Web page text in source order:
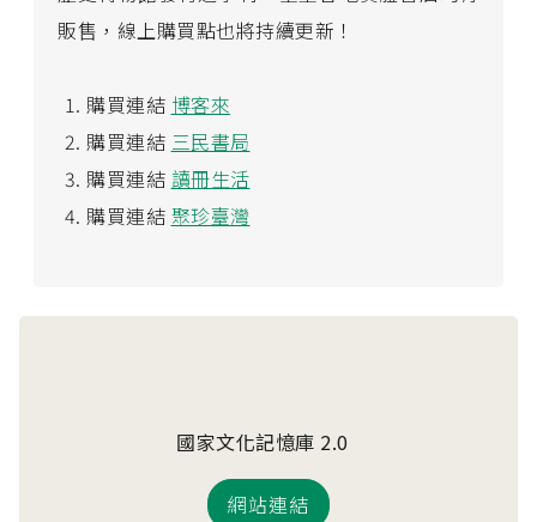
販售，線上購買點也將持續更新！
購買連結 博客來
購買連結 三民書局
購買連結 讀冊生活
購買連結 聚珍臺灣
國家文化記憶庫 2.0
網站連結